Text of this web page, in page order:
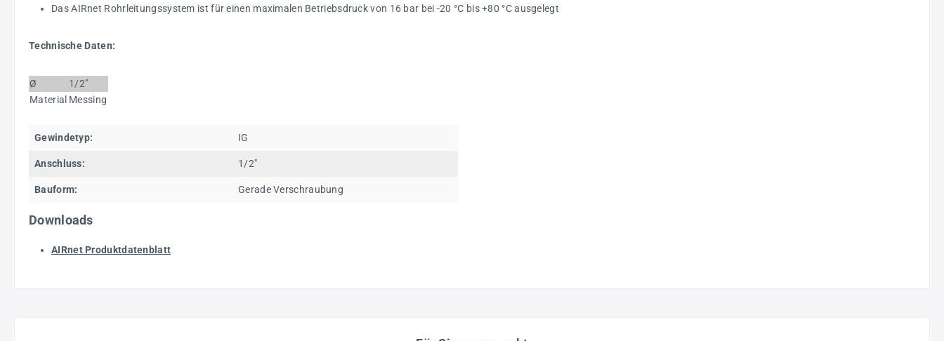
Das AIRnet Rohrleitungssystem ist für einen maximalen Betriebsdruck von 16 bar bei -20 °C bis +80 °C ausgelegt
Technische Daten:
Ø
1/2"
Material Messing
Gewindetyp: IG
Anschluss: 1/2"
Bauform: Gerade Verschraubung
Downloads
AIRnet Produktdatenblatt